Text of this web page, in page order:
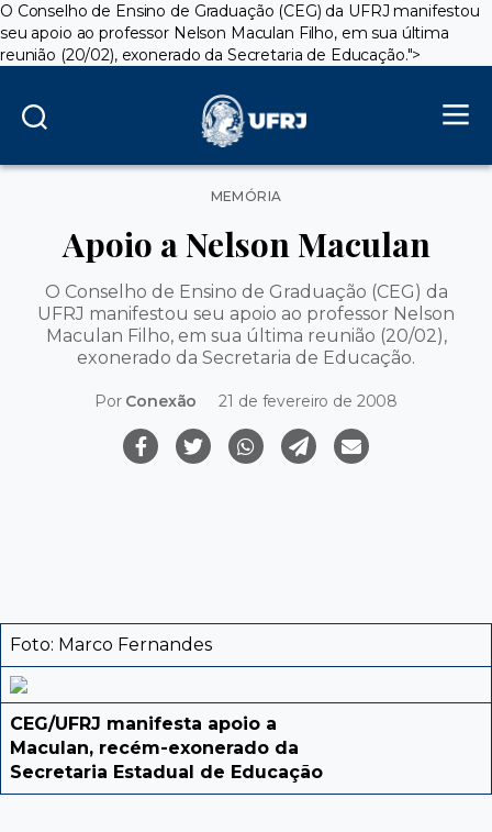
O Conselho de Ensino de Graduação (CEG) da UFRJ manifestou
seu apoio ao professor Nelson Maculan Filho, em sua última
reunião (20/02), exonerado da Secretaria de Educação.">
Categorias
MEMÓRIA
Apoio a Nelson Maculan
O Conselho de Ensino de Graduação (CEG) da
UFRJ manifestou seu apoio ao professor Nelson
Maculan Filho, em sua última reunião (20/02),
exonerado da Secretaria de Educação.
Por Conexão 21 de fevereiro de 2008
Foto: Marco Fernandes
CEG/UFRJ manifesta apoio a
Maculan, recém-exonerado da
Secretaria Estadual de Educação